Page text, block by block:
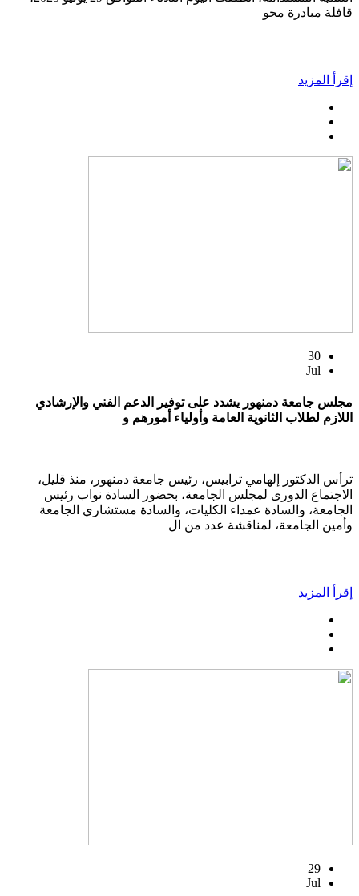
قافلة مبادرة محو
إقرأ المزيد
30
Jul
مجلس جامعة دمنهور يشدد على توفير الدعم الفني والإرشادي
اللازم لطلاب الثانوية العامة وأولياء أمورهم و
ترأس الدكتور إلهامي ترابيس، رئيس جامعة دمنهور، منذ قليل،
الاجتماع الدورى لمجلس الجامعة، بحضور السادة نواب رئيس
الجامعة، والسادة عمداء الكليات، والسادة مستشاري الجامعة
وأمين الجامعة، لمناقشة عدد من ال
إقرأ المزيد
29
Jul